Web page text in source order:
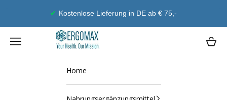
Geld-Zurück-Garantie
Ergomax
Navigationsmenü öffnen
Home